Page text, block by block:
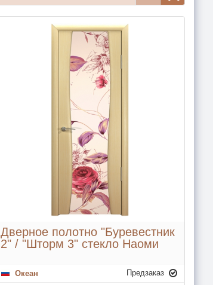
Дверное полотно "Буревестник
2" / "Шторм 3" стекло Наоми
Океан
Предзаказ